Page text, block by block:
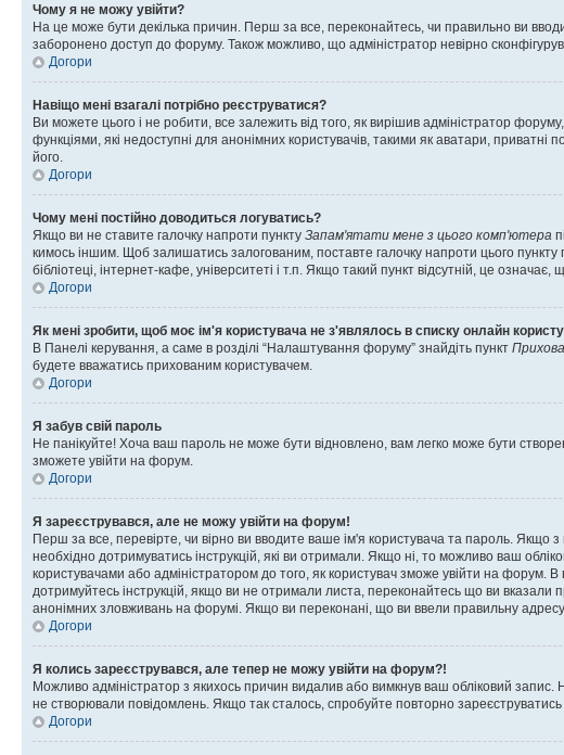
Чому я не можу увійти?
На це може бути декілька причин. Перш за все, переконайтесь, чи правильно ви
заборонено доступ до форуму. Також можливо, що адміністратор невірно
Догори
Навіщо мені взагалі потрібно реєструватися?
Ви можете цього і не робити, все залежить від того, як вирішив адміністратор
функціями, які недоступні для анонімних користувачів, такими як аватари,
його.
Догори
Чому мені постійно доводиться логуватись?
Якщо ви не ставите галочку напроти пункту Запам'ятати мене з цього комп'ютера
кимось іншим. Щоб залишатись залогованим, поставте галочку напроти цього
бібліотеці, інтернет-кафе, університеті і т.п. Якщо такий пункт відсутній, це
Догори
Як мені зробити, щоб моє ім'я користувача не з'являлось в списку онлайн
В Панелі керування, а саме в розділі “Налаштування форуму” знайдіть пункт
будете вважатись прихованим користувачем.
Догори
Я забув свій пароль
Не панікуйте! Хоча ваш пароль не може бути відновлено, вам легко може бути
зможете увійти на форум.
Догори
Я зареєструвався, але не можу увійти на форум!
Перш за все, перевірте, чи вірно ви вводите ваше ім'я користувача та пароль. Якщо
необхідно дотримуватись інструкцій, які ви отримали. Якщо ні, то можливо ваш
користувачами або адміністратором до того, як користувач зможе увійти на форум.
дотримуйтесь інструкцій, якщо ви не отримали листа, переконайтесь що ви
анонімних зловживань на форумі. Якщо ви переконані, що ви ввели правильну
Догори
Я колись зареєструвався, але тепер не можу увійти на форум?!
Можливо адміністратор з якихось причин видалив або вимкнув ваш обліковий
не створювали повідомлень. Якщо так сталось, спробуйте повторно зареєструватись
Догори